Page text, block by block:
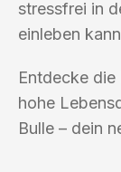
stressfrei in
einleben
Entdecke
hohe
Bulle – dein